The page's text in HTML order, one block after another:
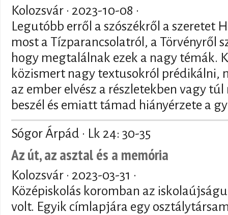
Kolozsvár · 2023-10-08 ·
Legutóbb erről a szószékről a szeretet
most a Tízparancsolatról, a Törvényről
hogy megtalálnak ezek a nagy témák.
közismert nagy textusokról prédikálni,
az ember elvész a részletekben vagy
beszél és emiatt támad hiányérzete a
Sógor Árpád · Lk 24: 30-35
Az út, az asztal és a memória
Kolozsvár · 2023-03-31 ·
Középiskolás koromban az
volt. Egyik címlapjára egy